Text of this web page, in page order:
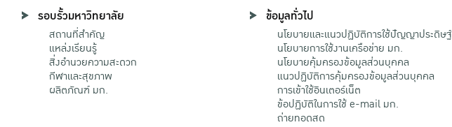
รอบรั้วมหาวิทยาลัย
สถานที่สำคัญ
แหล่งเรียนรู้
สิ่งอำนวยความสะดวก
กีฬาและสุขภาพ
ผลิตภัณฑ์ มก.
ข้อมูลทั่วไป
นโยบายและแนวปฏิบัติการใช้ปัญญาประดิษฐ์
นโยบายการใช้งานเครือข่าย มก.
นโยบายคุ้มครองข้อมูลส่วนบุคคล
แนวปฏิบัติการคุ้มครองข้อมูลส่วนบุคคล
การเข้าใช้อินเตอร์เน็ต
ข้อปฏิบัติในการใช้ e-mail มก.
ถ่ายทอดสด